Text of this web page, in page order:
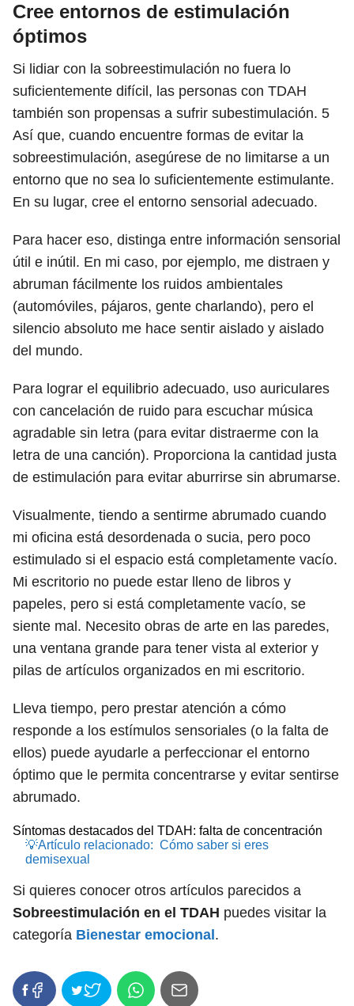
Cree entornos de estimulación
óptimos
Si lidiar con la sobreestimulación no fuera lo
suficientemente difícil, las personas con TDAH
también son propensas a sufrir subestimulación. 5
Así que, cuando encuentre formas de evitar la
sobreestimulación, asegúrese de no limitarse a un
entorno que no sea lo suficientemente estimulante.
En su lugar, cree el entorno sensorial adecuado.
Para hacer eso, distinga entre información sensorial
útil e inútil. En mi caso, por ejemplo, me distraen y
abruman fácilmente los ruidos ambientales
(automóviles, pájaros, gente charlando), pero el
silencio absoluto me hace sentir aislado y aislado
del mundo.
Para lograr el equilibrio adecuado, uso auriculares
con cancelación de ruido para escuchar música
agradable sin letra (para evitar distraerme con la
letra de una canción). Proporciona la cantidad justa
de estimulación para evitar aburrirse sin abrumarse.
Visualmente, tiendo a sentirme abrumado cuando
mi oficina está desordenada o sucia, pero poco
estimulado si el espacio está completamente vacío.
Mi escritorio no puede estar lleno de libros y
papeles, pero si está completamente vacío, se
siente mal. Necesito obras de arte en las paredes,
una ventana grande para tener vista al exterior y
pilas de artículos organizados en mi escritorio.
Lleva tiempo, pero prestar atención a cómo
responde a los estímulos sensoriales (o la falta de
ellos) puede ayudarle a perfeccionar el entorno
óptimo que le permita concentrarse y evitar sentirse
abrumado.
Síntomas destacados del TDAH: falta de concentración
💡Artículo relacionado: Cómo saber si eres
demisexual
Si quieres conocer otros artículos parecidos a
Sobreestimulación en el TDAH puedes visitar la
categoría Bienestar emocional .